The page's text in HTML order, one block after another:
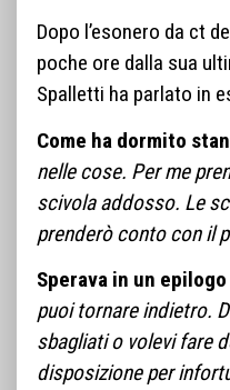
Dopo l’esonero da ct
poche ore dalla sua
Spalletti ha parlato in
Come ha dormito
nelle cose. Per me
scivola addosso. Le
prenderò conto con il
Sperava in un
puoi tornare indietro.
sbagliati o volevi fare
disposizione per